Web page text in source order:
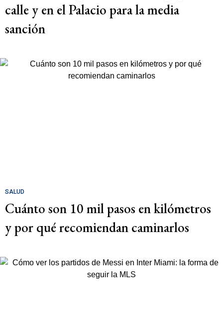
calle y en el Palacio para la media
sanción
SALUD
Cuánto son 10 mil pasos en kilómetros
y por qué recomiendan caminarlos